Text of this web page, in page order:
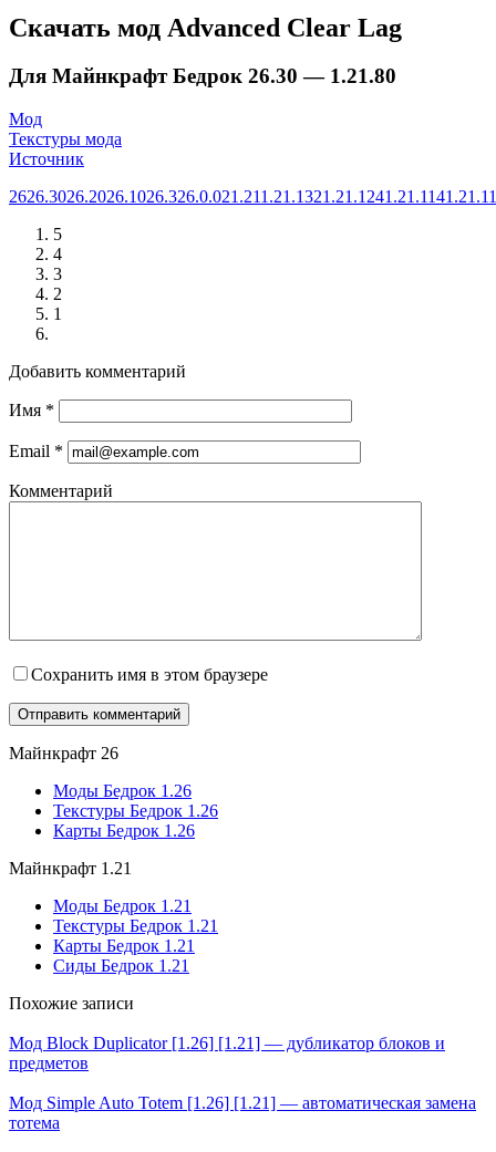
Скачать мод Advanced Clear Lag
Для Майнкрафт Бедрок 26.30 — 1.21.80
Мод
Текстуры мода
Источник
2626.3026.2026.1026.326.0.021.211.21.1321.21.1241.21.114
5
4
3
2
1
Добавить комментарий
Имя *
Email *
Комментарий
Сохранить имя в этом браузере
Майнкрафт 26
Моды Бедрок 1.26
Текстуры Бедрок 1.26
Карты Бедрок 1.26
Майнкрафт 1.21
Моды Бедрок 1.21
Текстуры Бедрок 1.21
Карты Бедрок 1.21
Сиды Бедрок 1.21
Похожие записи
Мод Block Duplicator [1.26] [1.21] — дубликатор блоков и
предметов
Мод Simple Auto Totem [1.26] [1.21] — автоматическая замена
тотема